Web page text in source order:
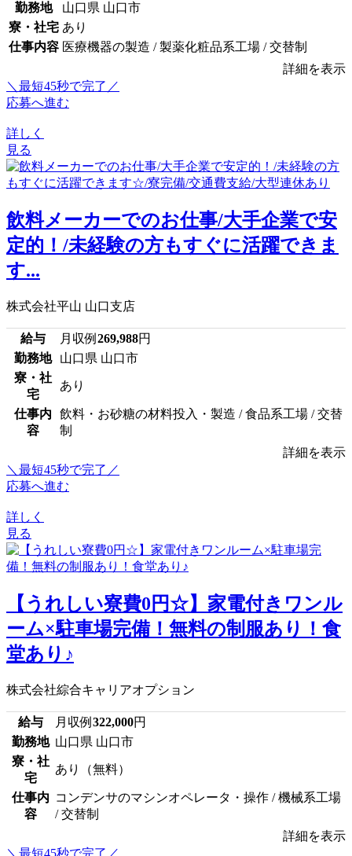
勤務地
山口県 山口市
寮・社宅 あり
仕事内容 医療機器の製造 / 製薬化粧品系工場 / 交替制
詳細を表示
＼最短45秒で完了／
応募へ進む
詳しく
見る
飲料メーカーでのお仕事/大手企業で安
定的！/未経験の方もすぐに活躍できま
す...
株式会社平山 山口支店
給与 月収例 269,988円
勤務地
山口県 山口市
寮・社
宅
あり
仕事内
容
飲料・お砂糖の材料投入・製造 / 食品系工場 / 交替
制
詳細を表示
＼最短45秒で完了／
応募へ進む
詳しく
見る
【うれしい寮費0円☆】家電付きワンル
ーム×駐車場完備！無料の制服あり！食
堂あり♪
株式会社綜合キャリアオプション
給与 月収例 322,000円
勤務地 山口県 山口市
寮・社
宅
あり（無料）
仕事内
容
コンデンサのマシンオペレータ・操作 / 機械系工場
/ 交替制
詳細を表示
＼最短45秒で完了／